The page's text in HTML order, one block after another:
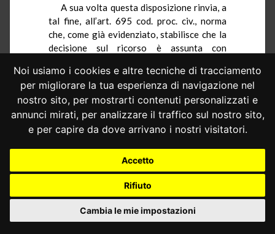
Noi usiamo i cookies e altre tecniche di tracciamento
per migliorare la tua esperienza di navigazione nel
nostro sito, per mostrarti contenuti personalizzati e
annunci mirati, per analizzare il traffico sul nostro sito,
e per capire da dove arrivano i nostri visitatori.
Accetto
Rifiuto
Cambia le mie impostazioni
A sua volta questa disposizione rinvia, a
tal fine, all’art. 695 cod. proc. civ., norma
che, come già evidenziato, stabilisce che la
decisione sul ricorso è assunta con
Si è altresì già ricordato che l’art. 695
cod. proc. civ. è stato dichiarato
costituzionalmente illegittimo, unitamente
all’art. 669- quaterdecies cod. proc. civ., nella
parte in cui non contempla la reclamabilità
del provvedimento di rigetto dell’istanza
per l’assunzione preventiva dei mezzi di
prova di cui agli artt. 692 e 696 del
medesimo codice (sentenza n. 144 del
2008).
5.– Occorre, inoltre, considerare che la